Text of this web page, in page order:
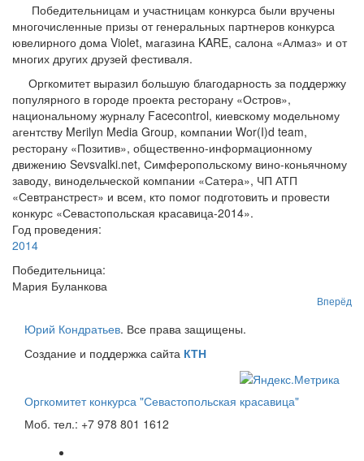
Победительницам и участницам конкурса были вручены
многочисленные призы от генеральных партнеров конкурса
ювелирного дома Violet, магазина KARE, салона «Алмаз» и от
многих других друзей фестиваля.
Оргкомитет выразил большую благодарность за поддержку
популярного в городе проекта ресторану «Остров»,
национальному журналу Facecontrol, киевскому модельному
агентству Merilyn Media Group, компании Wor(I)d team,
ресторану «Позитив», общественно-информационному
движению Sevsvalki.net, Симферопольскому вино-коньячному
заводу, винодельческой компании «Сатера», ЧП АТП
«Севтранстрест» и всем, кто помог подготовить и провести
конкурс «Севастопольская красавица-2014».
Год проведения:
2014
Победительница:
Мария Буланкова
Вперёд
Юрий Кондратьев. Все права защищены.
Создание и поддержка сайта КТН
Оргкомитет конкурса "Севастопольская красавица"
Моб. тел.: +7 978 801 1612